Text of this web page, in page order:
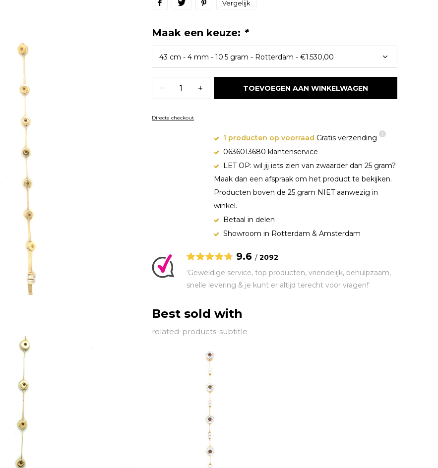
Vergelijk
Maak een keuze: *
TOEVOEGEN AAN WINKELWAGEN
Directe checkout
1 producten op voorraad Gratis verzending
0636013680 klantenservice
LET OP: wil jij iets zien van zwaarder dan 25 gram?
Maak dan een afspraak om het product te bekijken.
Producten boven de 25 gram NIET aanwezig in
winkel.
Betaal in delen
Showroom in Rotterdam & Amsterdam
9.6 / 2092
‘Geweldige service, top producten, vriendelijk, behulpzaam,
snelle levering & je kunt er altijd terecht voor vragen!’
Best sold with
related-products-subtitle